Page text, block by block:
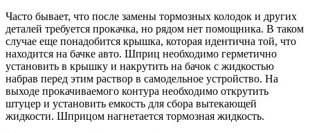
Часто бывает, что после замены тормозных колодок и других
деталей требуется прокачка, но рядом нет помощника. В таком
случае еще понадобится крышка, которая идентична той, что
находится на бачке авто. Шприц необходимо герметично
установить в крышку и накрутить на бачок с жидкостью
набрав перед этим раствор в самодельное устройство. На
выходе прокачиваемого контура необходимо открутить
штуцер и установить емкость для сбора вытекающей
жидкости. Шприцом нагнетается тормозная жидкость.